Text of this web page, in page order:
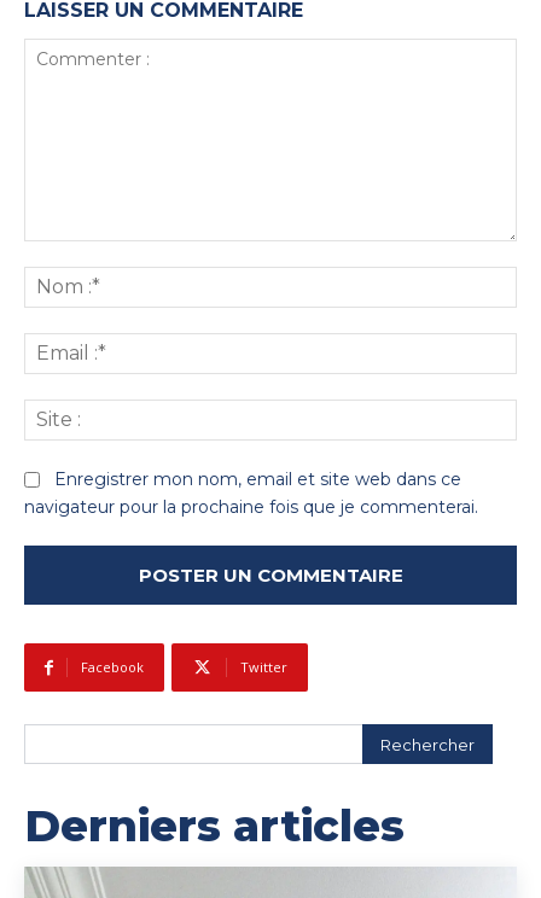
LAISSER UN COMMENTAIRE
:*
:*
:
Enregistrer mon nom, email et site web dans ce
navigateur pour la prochaine fois que je commenterai.
Facebook Twitter
Rechercher
Derniers articles